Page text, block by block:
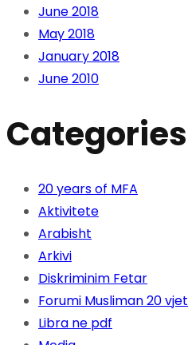
June 2018
May 2018
January 2018
June 2010
Categories
20 years of MFA
Aktivitete
Arabisht
Arkivi
Diskriminim Fetar
Forumi Musliman 20 vjet
Libra ne pdf